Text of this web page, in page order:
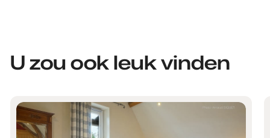
U zou ook leuk vinden